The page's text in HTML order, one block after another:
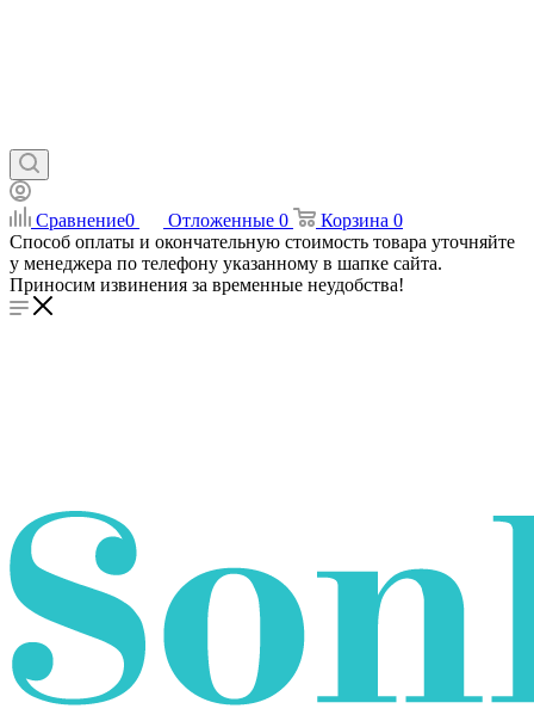
Сравнение0 Отложенные 0 Корзина 0
Способ оплаты и окончательную стоимость товара уточняйте
у менеджера по телефону указанному в шапке сайта.
Приносим извинения за временные неудобства!